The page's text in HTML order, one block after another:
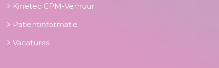
Kinetec CPM-Verhuur
Patiëntinformatie
Vacatures